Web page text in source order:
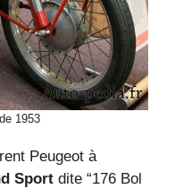
1953
Peugeot à
Sport dite “176 Bol